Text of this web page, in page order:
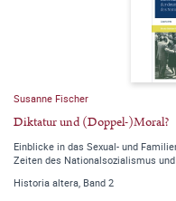
Susanne Fischer
Diktatur und (Doppel-)Moral?
Einblicke in das Sexual- und
Zeiten des Nationalsozialismus und
Historia altera, Band 2